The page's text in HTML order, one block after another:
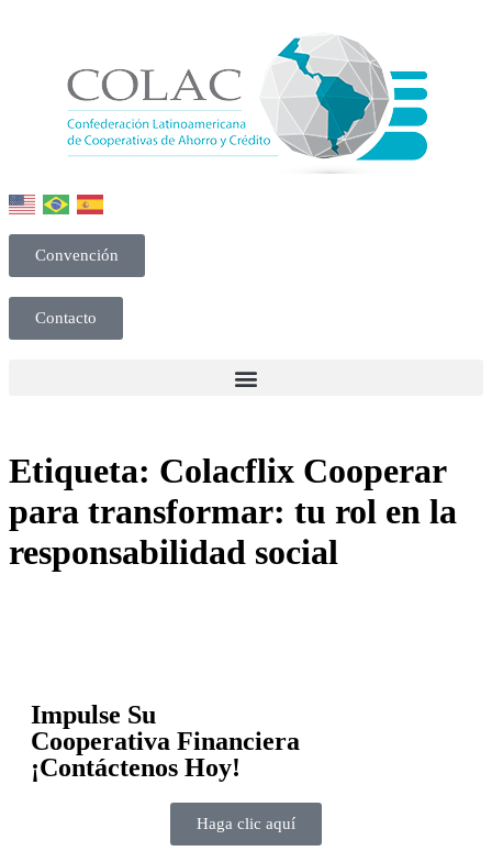
Convención
Contacto
Etiqueta: Colacflix Cooperar
para transformar: tu rol en la
responsabilidad social
Impulse Su
Cooperativa Financiera
¡Contáctenos Hoy!
Haga clic aquí